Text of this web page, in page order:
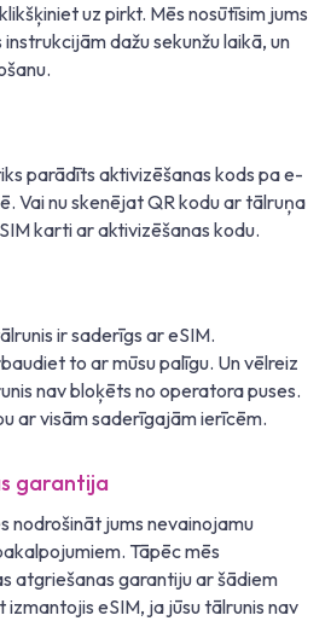
uz pirkt. Mēs nosūtīsim jums
dažu sekunžu laikā, un
parādīts aktivizēšanas kods pa e-
Vai nu skenējat QR kodu ar tālruņa
karti ar aktivizēšanas kodu.
ir saderīgs ar eSIM.
to ar mūsu palīgu. Un vēlreiz
nav bloķēts no operatora puses.
ar visām saderīgajām ierīcēm.
garantija
nodrošināt jums nevainojamu
Tāpēc mēs
atgriešanas garantiju ar šādiem
eSIM, ja jūsu tālrunis nav